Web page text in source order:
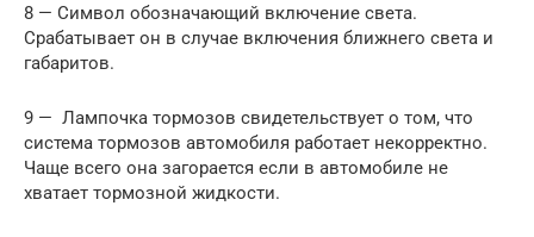
8 — Символ обозначающий включение света.
Срабатывает он в случае включения ближнего света и
габаритов.
9 — Лампочка тормозов свидетельствует о том, что
система тормозов автомобиля работает некорректно.
Чаще всего она загорается если в автомобиле не
хватает тормозной жидкости.